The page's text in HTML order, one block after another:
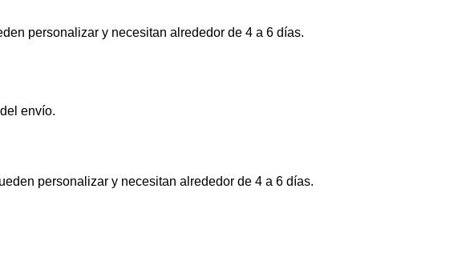
personalizar y necesitan alrededor de 4 a 6 días.
envío.
personalizar y necesitan alrededor de 4 a 6 días.